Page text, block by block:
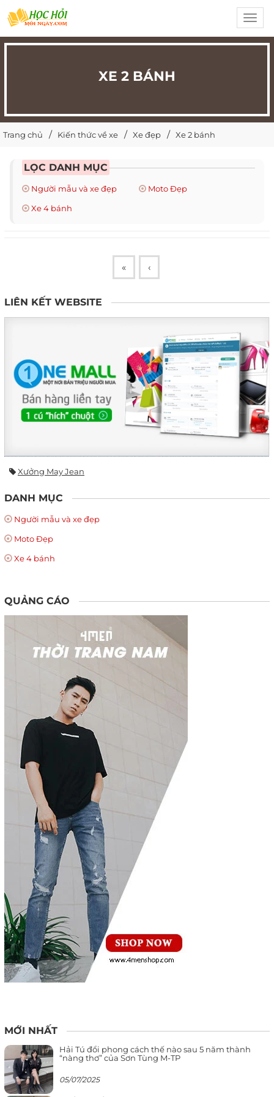
XE 2 BÁNH
Trang chủ Kiến thức về xe Xe đẹp Xe 2 bánh
LỌC DANH MỤC
Người mẫu và xe đẹp
Moto Đẹp
Xe 4 bánh
« ‹
LIÊN KẾT WEBSITE
Xưởng May Jean
DANH MỤC
Người mẫu và xe đẹp
Moto Đẹp
Xe 4 bánh
QUẢNG CÁO
MỚI NHẤT
Hải Tú đổi phong cách thế nào sau 5 năm thành
“nàng thơ” của Sơn Tùng M-TP
05/07/2025